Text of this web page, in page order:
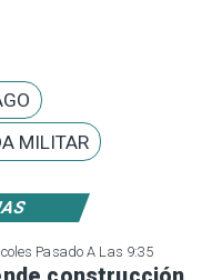
Pasado A Las 9:35
MILITAR